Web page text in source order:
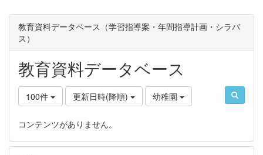
教育資料データベース（学習指導案・年間指導計画・シラバ
ス）
教育資料データベース
100件 更新日時(降順) 幼稚園
コンテンツがありません。